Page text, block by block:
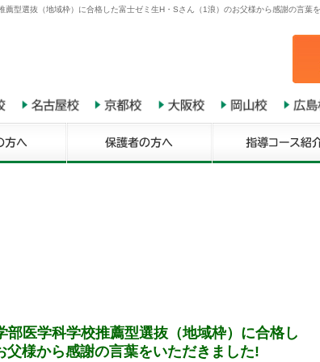
薦型選抜（地域枠）に合格した富士ゼミ生H・Sさん（1浪）のお父様から感謝の言葉
部医学科学校推薦型選抜（地域枠）に合格し
様から感謝の言葉をいただきました!